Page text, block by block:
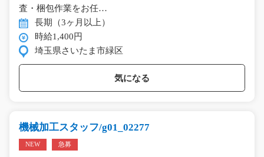
査・梱包作業をお任…
長期（3ヶ月以上）
時給1,400円
埼玉県さいたま市緑区
気になる
機械加工スタッフ/g01_02277
NEW 急募